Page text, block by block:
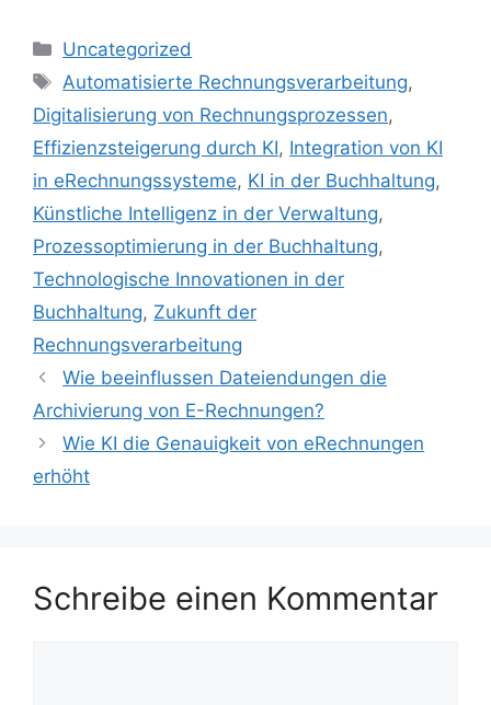
Kategorien
Uncategorized
Schlagwörter
Automatisierte Rechnungsverarbeitung,
Digitalisierung von Rechnungsprozessen,
Effizienzsteigerung durch KI, Integration von KI
in eRechnungssysteme, KI in der Buchhaltung,
Künstliche Intelligenz in der Verwaltung,
Prozessoptimierung in der Buchhaltung,
Technologische Innovationen in der
Buchhaltung, Zukunft der
Rechnungsverarbeitung
Wie beeinflussen Dateiendungen die
Archivierung von E-Rechnungen?
Wie KI die Genauigkeit von eRechnungen
erhöht
Schreibe einen Kommentar